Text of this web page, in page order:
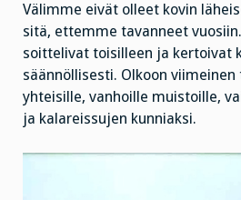
Välimme eivät olleet kovin
sitä, ettemme tavanneet
soittelivat toisilleen ja kertoivat
säännöllisesti. Olkoon viimeinen
yhteisille, vanhoille muistoille,
ja kalareissujen kunniaksi.